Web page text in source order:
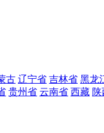
古 辽宁省 吉林省 黑龙
贵州省 云南省 西藏